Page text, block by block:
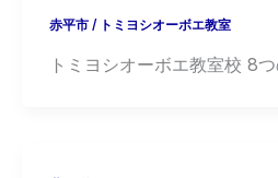
赤平市/ トミヨシオーボエ教室
トミヨシオーボエ教室校 8